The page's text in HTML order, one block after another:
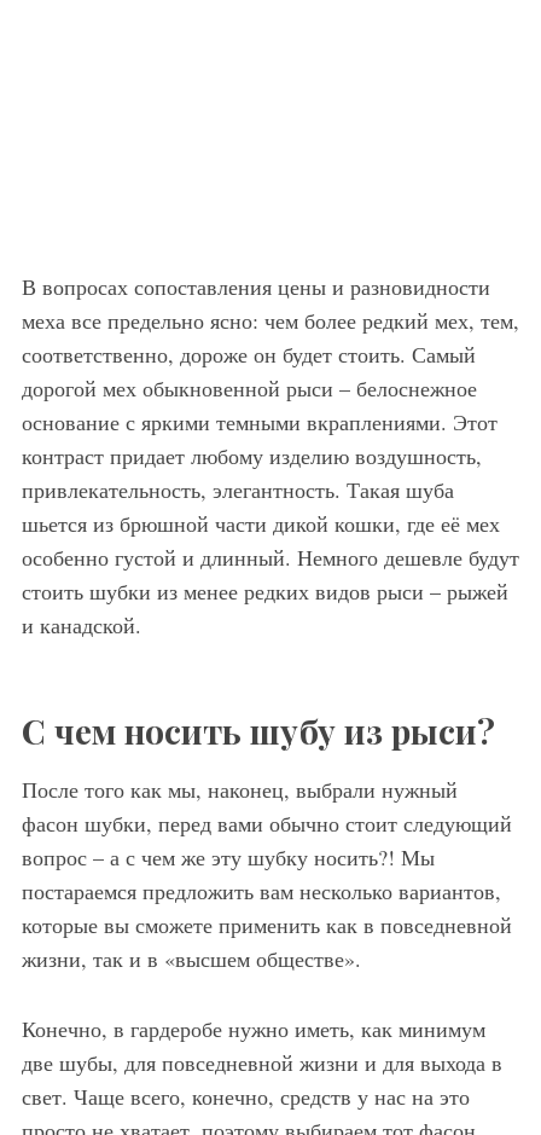
В вопросах сопоставления цены и разновидности
меха все предельно ясно: чем более редкий мех, тем,
соответственно, дороже он будет стоить. Самый
дорогой мех обыкновенной рыси – белоснежное
основание с яркими темными вкраплениями. Этот
контраст придает любому изделию воздушность,
привлекательность, элегантность. Такая шуба
шьется из брюшной части дикой кошки, где её мех
особенно густой и длинный. Немного дешевле будут
стоить шубки из менее редких видов рыси – рыжей
и канадской.
С чем носить шубу из рыси?
После того как мы, наконец, выбрали нужный
фасон шубки, перед вами обычно стоит следующий
вопрос – а с чем же эту шубку носить?! Мы
постараемся предложить вам несколько вариантов,
которые вы сможете применить как в повседневной
жизни, так и в «высшем обществе».
Конечно, в гардеробе нужно иметь, как минимум
две шубы, для повседневной жизни и для выхода в
свет. Чаще всего, конечно, средств у нас на это